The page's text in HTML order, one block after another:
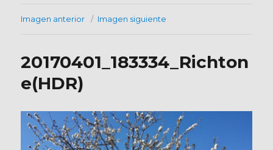
Imagen anterior Imagen siguiente
20170401_183334_Richton
e(HDR)